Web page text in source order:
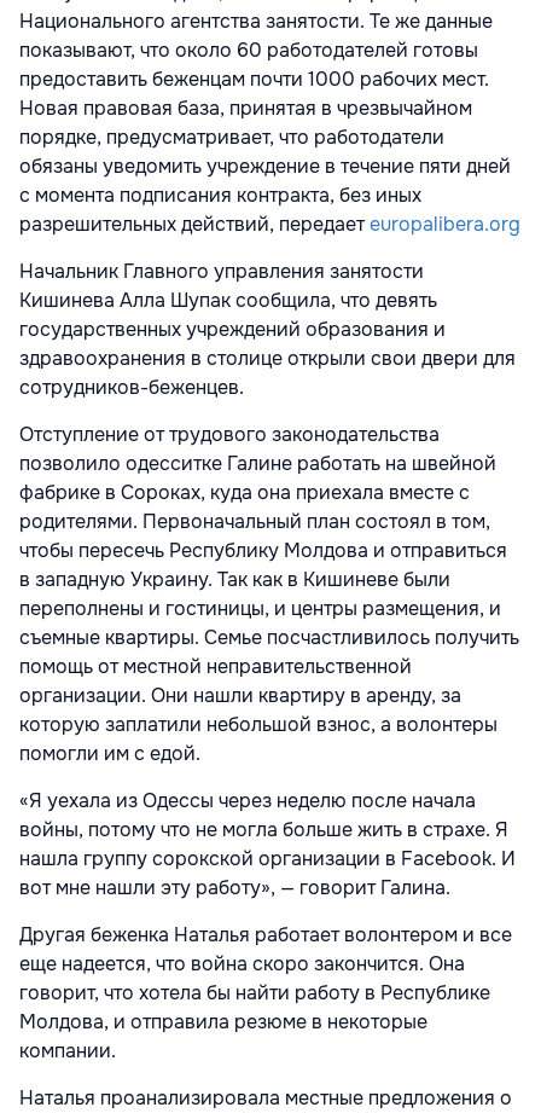
Национального агентства занятости. Те же данные
показывают, что около 60 работодателей готовы
предоставить беженцам почти 1000 рабочих мест.
Новая правовая база, принятая в чрезвычайном
порядке, предусматривает, что работодатели
обязаны уведомить учреждение в течение пяти дней
с момента подписания контракта, без иных
разрешительных действий, передаетeuropalibera.org
Начальник Главного управления занятости
Кишинева Алла Шупак сообщила, что девять
государственных учреждений образования и
здравоохранения в столице открыли свои двери для
сотрудников-беженцев.
Отступление от трудового законодательства
позволило одесситке Галине работать на швейной
фабрике в Сороках, куда она приехала вместе с
родителями. Первоначальный план состоял в том,
чтобы пересечь Республику Молдова и отправиться
в западную Украину. Так как в Кишиневе были
переполнены и гостиницы, и центры размещения, и
съемные квартиры. Семье посчастливилось получить
помощь от местной неправительственной
организации. Они нашли квартиру в аренду, за
которую заплатили небольшой взнос, а волонтеры
помогли им с едой.
«Я уехала из Одессы через неделю после начала
войны, потому что не могла больше жить в страхе. Я
нашла группу сорокской организации в Facebook. И
вот мне нашли эту работу», — говорит Галина.
Другая беженка Наталья работает волонтером и все
еще надеется, что война скоро закончится. Она
говорит, что хотела бы найти работу в Республике
Молдова, и отправила резюме в некоторые
компании.
Наталья проанализировала местные предложения о